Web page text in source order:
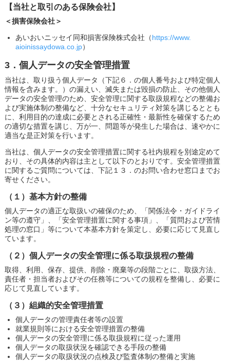
【当社と取引のある保険会社】
＜損害保険会社＞
あいおいニッセイ同和損害保険株式会社（https://www.
aioinissaydowa.co.jp）
3．個人データの安全管理措置
当社は、取り扱う個人データ（下記６．の個人番号および特定個人
情報を含みます。）の漏えい、滅失または毀損の防止、その他個人
データの安全管理のため、安全管理に関する取扱規程などの整備お
よび実施体制の整備など、十分なセキュリティ対策を講じるととも
に、利用目的の達成に必要とされる正確性・最新性を確保するため
の適切な措置を講じ、万が一、問題等が発生した場合は、速やかに
適当な是正対策を行います。
当社は、個人データの安全管理措置に関する社内規程を別途定めて
おり、その具体的内容は主として以下のとおりです。安全管理措置
に関するご質問については、下記１３．のお問い合わせ窓口までお
寄せください。
（１）基本方針の整備
個人データの適正な取扱いの確保のため、「関係法令・ガイドライ
ン等の遵守」、「安全管理措置に関する事項」、「質問および苦情
処理の窓口」等について本基本方針を策定し、必要に応じて見直し
ています。
（２）個人データの安全管理に係る取扱規程の整備
取得、利用、保存、提供、削除・廃棄等の段階ごとに、取扱方法、
責任者・担当者およびその任務等についての規程を整備し、必要に
応じて見直しています。
（３）組織的安全管理措置
個人データの管理責任者等の設置
就業規則等における安全管理措置の整備
個人データの安全管理に係る取扱規程に従った運用
個人データの取扱状況を確認できる手段の整備
個人データの取扱状況の点検及び監査体制の整備と実施